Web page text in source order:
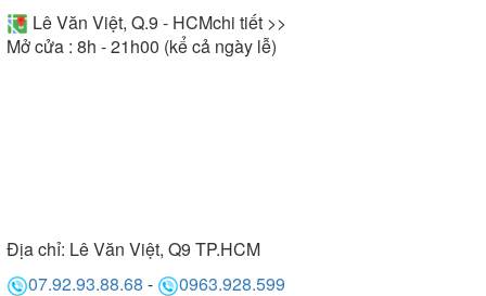
Lê Văn Việt, Q.9 - HCMchi tiết >>
Mở cửa : 8h - 21h00 (kể cả ngày lễ)
Địa chỉ: Lê Văn Việt, Q9 TP.HCM
07.92.93.88.68 -
0963.928.599